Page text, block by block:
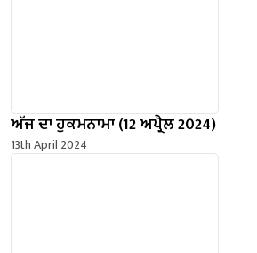
ਅੱਜ ਦਾ ਹੁਕਮਨਾਮਾ (12 ਅਪ੍ਰੈਲ 2024)
13th April 2024